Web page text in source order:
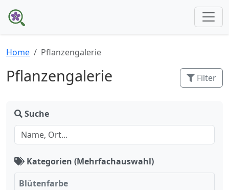
Home Pflanzengalerie
Pflanzengalerie Filter
Suche
Kategorien (Mehrfachauswahl)
Blütenfarbe